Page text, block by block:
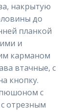
накрытую
до
планкой
и
карманом
втачные, с
кнопку.
с
отрезным